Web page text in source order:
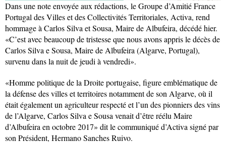
Dans une note envoyée aux rédactions, le Groupe d’Amitié France
Portugal des Villes et des Collectivités Territoriales, Activa, rend
hommage à Carlos Silva et Sousa, Maire de Albufeira, décédé hier.
«C’est avec beaucoup de tristesse que nous avons appris le décès de
Carlos Silva e Sousa, Maire de Albufeira (Algarve, Portugal),
survenu dans la nuit de jeudi à vendredi».
«Homme politique de la Droite portugaise, figure emblématique de
la défense des villes et territoires notamment de son Algarve, où il
était également un agriculteur respecté et l’un des pionniers des vins
de l’Algarve, Carlos Silva e Sousa venait d’être réélu Maire
d’Albufeira en octobre 2017» dit le communiqué d’Activa signé par
son Président, Hermano Sanches Ruivo.